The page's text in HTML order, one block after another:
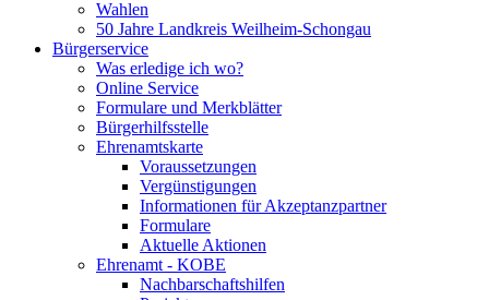
Wahlen
50 Jahre Landkreis Weilheim-Schongau
Bürgerservice
Was erledige ich wo?
Online Service
Formulare und Merkblätter
Bürgerhilfsstelle
Ehrenamtskarte
Voraussetzungen
Vergünstigungen
Informationen für Akzeptanzpartner
Formulare
Aktuelle Aktionen
Ehrenamt - KOBE
Nachbarschaftshilfen